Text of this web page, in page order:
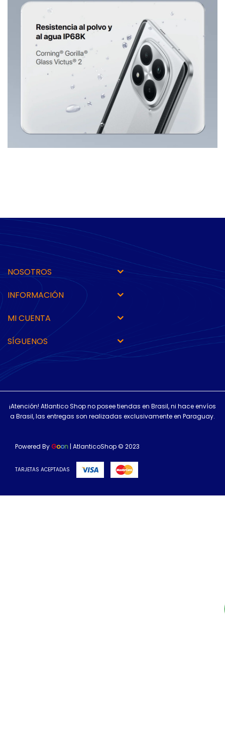
NOSOTROS
INFORMACIÓN
MI CUENTA
SÍGUENOS
¡Atención! Atlantico Shop no posee tiendas en Brasil, ni hace envíos
a Brasil, las entregas son realizadas exclusivamente en Paraguay.
Powered By Goon | AtlanticoShop © 2023
TARJETAS ACEPTADAS